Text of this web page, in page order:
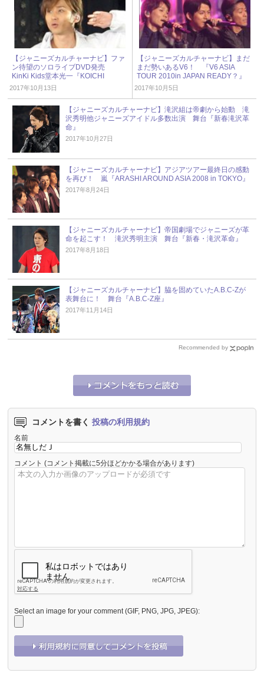
【ジャニーズカルチャーナビ】ファ
ン待望のソロライブDVD発売
KinKi Kids堂本光一『KOICHI
DOMOTO CONCERT TOUR 2010
BPM』
2017年10月13日
【ジャニーズカルチャーナビ】まだ
まだ勢いあるV6！ 『V6 ASIA
TOUR 2010in JAPAN READY？』
2017年10月5日
【ジャニーズカルチャーナビ】滝沢組は帝劇から始動 滝
沢秀明他ジャニーズアイドル多数出演 舞台『新春滝沢革
命』
2017年10月27日
【ジャニーズカルチャーナビ】アジアツアー最終日の感動
を再び！ 嵐『ARASHI AROUND ASIA 2008 in TOKYO』
2017年8月24日
【ジャニーズカルチャーナビ】帝国劇場でジャニーズが革
命を起こす！ 滝沢秀明主演 舞台『新春・滝沢革命』
2017年8月18日
【ジャニーズカルチャーナビ】脇を固めていたA.B.C-Zが
表舞台に！ 舞台『A.B.C-Z座』
2017年11月14日
Recommended by
コメントを書く 投稿の利用規約
名前
コメント (コメント掲載に5分ほどかかる場合があります)
Select an image for your comment (GIF, PNG, JPG, JPEG):